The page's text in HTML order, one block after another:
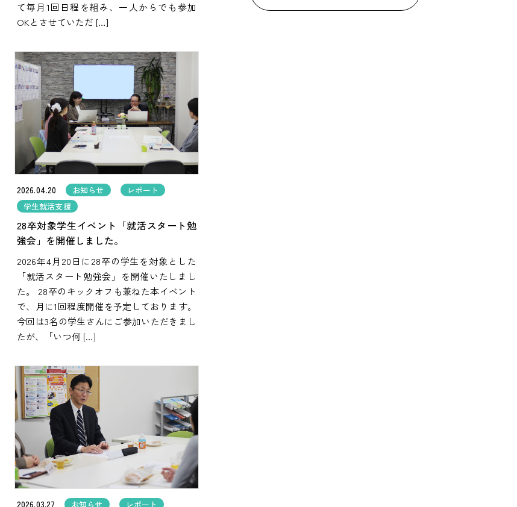
て毎月1回日程を組み、一人からでも参加
OKとさせていただ […]
2026.04.20 お知らせ
レポート
学生就活支援
28卒対象学生イベント「就活スタート勉
強会」を開催しました。
2026年4月20日に28卒の学生を対象とした
「就活スタート勉強会」を開催いたしまし
た。 28卒のキックオフも兼ねた本イベント
で、月に1回程度開催を予定しております。
今回は3名の学生さんにご参加いただきまし
たが、「いつ何 […]
2026.03.27 お知らせ
レポート